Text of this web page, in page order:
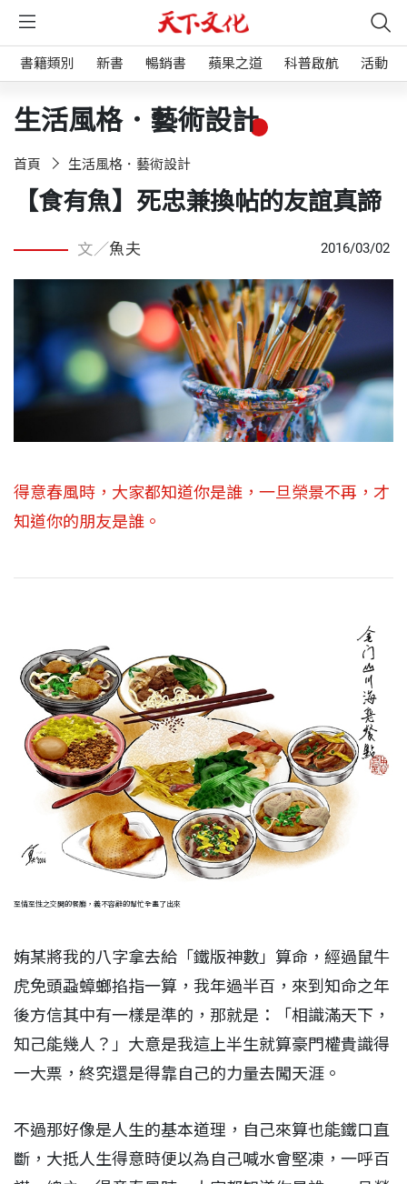
書籍類別 新書 暢銷書 蘋果之道 科普啟航 活動
生活風格．藝術設計
首頁 生活風格．藝術設計
【食有魚】死忠兼換帖的友誼真諦
文／魚夫 2016/03/02
得意春風時，大家都知道你是誰，一旦榮景不再，才
知道你的朋友是誰。
至情至性之交開的餐廳，義不容辭的幫忙全畫了出來
姷某將我的八字拿去給「鐵版神數」算命，經過鼠牛
虎免頭蝨蟑螂掐指一算，我年過半百，來到知命之年
後方信其中有一樣是準的，那就是：「相識滿天下，
知己能幾人？」大意是我這上半生就算豪門權貴識得
一大票，終究還是得靠自己的力量去闖天涯。
不過那好像是人生的基本道理，自己來算也能鐵口直
斷，大抵人生得意時便以為自己喊水會堅凍，一呼百